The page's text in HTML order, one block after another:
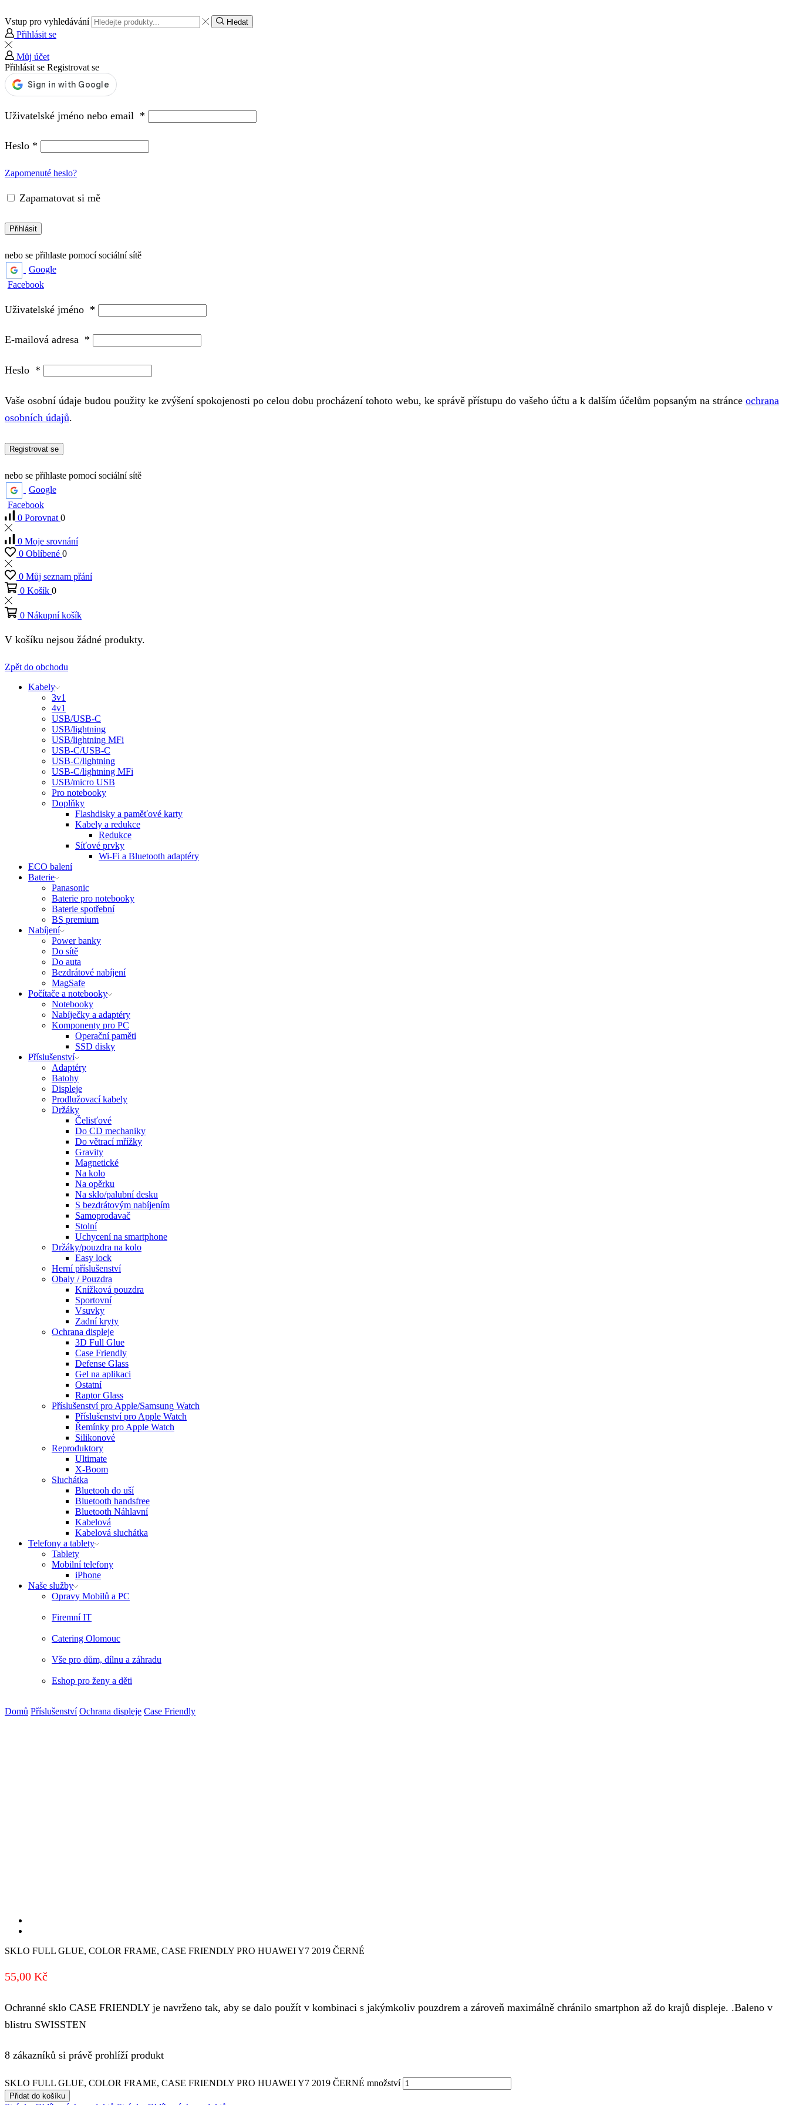
Vstup pro vyhledávání Hledat
Přihlásit se
Můj účet
Přihlásit se Registrovat se
Uživatelské jméno nebo email *
Heslo *
Zapomenuté heslo?
Zapamatovat si mě
Přihlásit
nebo se přihlaste pomocí sociální sítě
Google
Facebook
Uživatelské jméno *
E-mailová adresa *
Heslo *
Vaše osobní údaje budou použity ke zvýšení spokojenosti po celou dobu procházení tohoto webu, ke správě přístupu do vašeho účtu a k dalším účelům popsaným na stránce ochrana
osobních údajů.
Registrovat se
nebo se přihlaste pomocí sociální sítě
Google
Facebook
0 Porovnat 0
0 Moje srovnání
0 Oblíbené 0
0 Můj seznam přání
0 Košík 0
0 Nákupní košík
V košíku nejsou žádné produkty.
Zpět do obchodu
Kabely
3v1
4v1
USB/USB-C
USB/lightning
USB/lightning MFi
USB-C/USB-C
USB-C/lightning
USB-C/lightning MFi
USB/micro USB
Pro notebooky
Doplňky
Flashdisky a paměťové karty
Kabely a redukce
Redukce
Síťové prvky
Wi-Fi a Bluetooth adaptéry
ECO balení
Baterie
Panasonic
Baterie pro notebooky
Baterie spotřební
BS premium
Nabíjení
Power banky
Do sítě
Do auta
Bezdrátové nabíjení
MagSafe
Počítače a notebooky
Notebooky
Nabíječky a adaptéry
Komponenty pro PC
Operační paměti
SSD disky
Příslušenství
Adaptéry
Batohy
Displeje
Prodlužovací kabely
Držáky
Čelisťové
Do CD mechaniky
Do větrací mřížky
Gravity
Magnetické
Na kolo
Na opěrku
Na sklo/palubní desku
S bezdrátovým nabíjením
Samoprodavač
Stolní
Uchycení na smartphone
Držáky/pouzdra na kolo
Easy lock
Herní příslušenství
Obaly / Pouzdra
Knížková pouzdra
Sportovní
Vsuvky
Zadní kryty
Ochrana displeje
3D Full Glue
Case Friendly
Defense Glass
Gel na aplikaci
Ostatní
Raptor Glass
Příslušenství pro Apple/Samsung Watch
Příslušenství pro Apple Watch
Řemínky pro Apple Watch
Silikonové
Reproduktory
Ultimate
X-Boom
Sluchátka
Bluetooh do uší
Bluetooth handsfree
Bluetooth Náhlavní
Kabelová
Kabelová sluchátka
Telefony a tablety
Tablety
Mobilní telefony
iPhone
Naše služby
Opravy Mobilů a PC
Firemní IT
Catering Olomouc
Vše pro dům, dílnu a záhradu
Eshop pro ženy a děti
Domů Příslušenství Ochrana displeje Case Friendly
SKLO FULL GLUE, COLOR FRAME, CASE FRIENDLY PRO HUAWEI Y7 2019 ČERNÉ
55,00 Kč
Ochranné sklo CASE FRIENDLY je navrženo tak, aby se dalo použít v kombinaci s jakýmkoliv pouzdrem a zároveň maximálně chránilo smartphon až do krajů displeje. .Baleno v
blistru SWISSTEN
8 zákazníků si právě prohlíží produkt
SKLO FULL GLUE, COLOR FRAME, CASE FRIENDLY PRO HUAWEI Y7 2019 ČERNÉ množství
Přidat do košíku